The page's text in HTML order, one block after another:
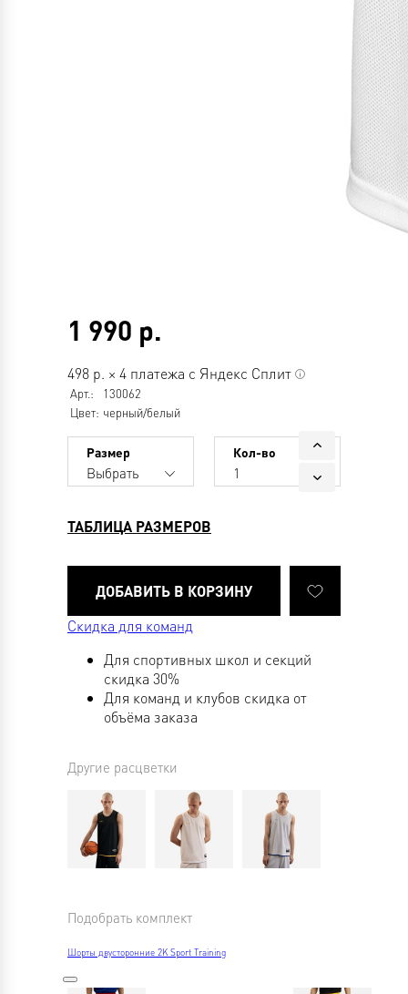
1 990 р.
498 р. × 4 платежа с Яндекс Сплит
Арт.:
130062
Цвет: черный/белый
Размер
Выбрать
Кол-во
1
ТАБЛИЦА РАЗМЕРОВ
Скидка для команд
Для спортивных школ и секций
скидка 30%
Для команд и клубов скидка от
объёма заказа
Другие расцветки
Подобрать комплект
Шорты двусторонние 2K Sport Training